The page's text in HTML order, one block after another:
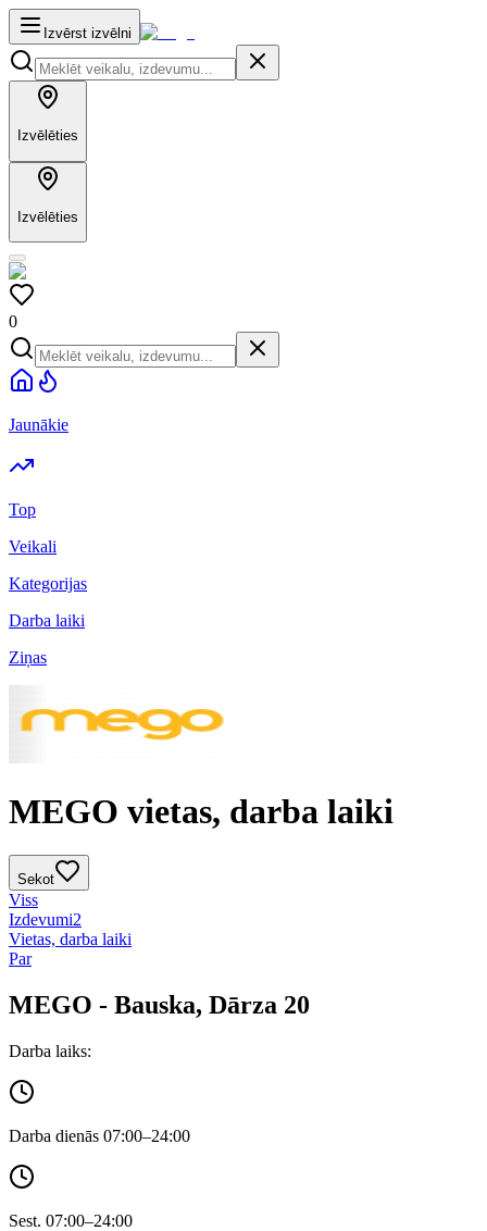
Izvērst izvēlni
Izvēlēties
Izvēlēties
0
Jaunākie
Top
Veikali
Kategorijas
Darba laiki
Ziņas
MEGO vietas, darba laiki
Sekot
Viss
Izdevumi2
Vietas, darba laiki
Par
MEGO - Bauska, Dārza 20
Darba laiks:
Darba dienās 07:00–24:00
Sest. 07:00–24:00